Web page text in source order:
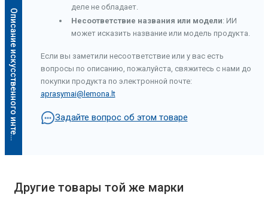
О
п
и
с
а
н
и
е
и
с
к
у
с
с
т
в
е
н
н
о
г
о
и
н
т
е
л
л
е
к
т
а
деле не обладает.
Несоответствие названия или модели: ИИ
может исказить название или модель продукта.
Если вы заметили несоответствие или у вас есть
вопросы по описанию, пожалуйста, свяжитесь с нами до
покупки продукта по электронной почте:
aprasymai@lemona.lt
Задайте вопрос об этом товаре
Другие товары той же марки